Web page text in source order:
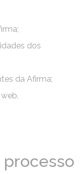
dos
da Afirma;
processo